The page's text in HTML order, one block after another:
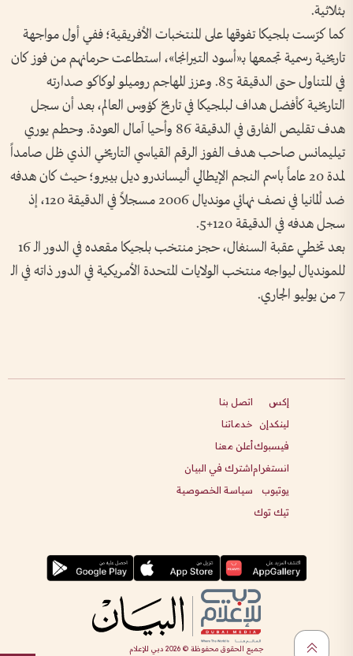
بثلاثية.
كما كرّست بلجيكا تفوقها على المنتخبات الأفريقية؛ ففي أول مواجهة
تاريخية رسمية تجمعها بـ«أسود التيرانجا»، استطاعت حرمانهم من فوز كان
في المتناول حتى الدقيقة 85. وعزز المهاجم روميلو لوكاكو صدارته
التاريخية كأفضل هداف لبلجيكا في تاريخ كؤوس العالم، بعد أن سجل
هدف تقليص الفارق في الدقيقة 86 وأحيا آمال العودة. وحطم يوري
تيليمانس صاحب هدف الفوز الرقم القياسي التاريخي الذي ظل صامداً
لمدة 20 عاماً باسم النجم الإيطالي أليساندرو ديل بييرو؛ حيث كان هدفه
ضد ألمانيا في نصف نهائي مونديال 2006 مسجلاً في الدقيقة 120، إذ
سجل هدفه في الدقيقة 120+5.
بعد تخطي عقبة السنغال، حجز منتخب بلجيكا مقعده في الدور الـ 16
للمونديال ليواجه منتخب الولايات المتحدة الأمريكية في الدور ذاته في الـ
7 من يوليو الجاري.
إكس
لينكدإن
فيسبوك
انستغرام
يوتيوب
تيك توك
اتصل بنا
خدماتنا
أعلن معنا
اشترك في البيان
سياسة الخصوصية
جميع الحقوق محفوظة ©2026 دبي للإعلام